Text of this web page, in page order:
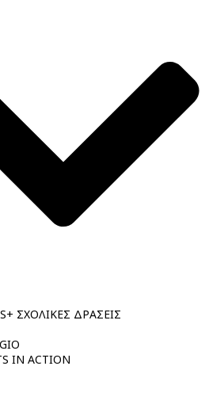
ΣΧΟΛΙΚΕΣ ΔΡΑΣΕΙΣ
IN ACTION